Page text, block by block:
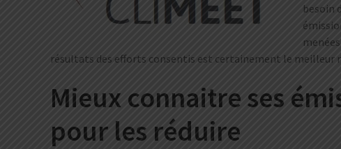
besoin
résultats des efforts consentis est certainement le meilleur
Mieux connaitre ses
pour les réduire